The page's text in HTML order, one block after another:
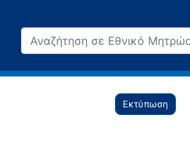
Εκτύπωση